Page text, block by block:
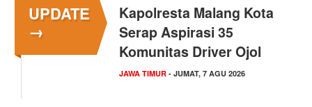
UPDATE
→
Kapolresta Malang Kota
Serap Aspirasi 35
Komunitas Driver Ojol
JAWA TIMUR - JUMAT, 7 AGU 2026